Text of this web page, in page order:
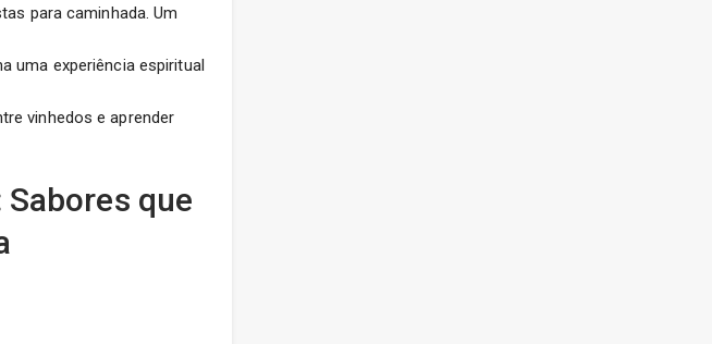
para caminhada. Um
uma experiência espiritual
vinhedos e aprender
que